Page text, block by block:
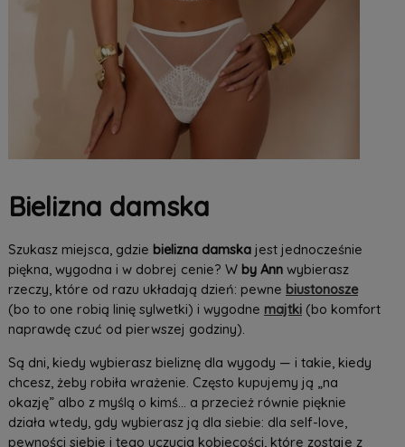
Bielizna damska
Szukasz miejsca, gdzie bielizna damskajest jednocześnie
piękna, wygodna i w dobrej cenie? W by Annwybierasz
rzeczy, które od razu układają dzień: pewne biustonosze
(bo to one robią linię sylwetki) i wygodne majtki(bo komfort
naprawdę czuć od pierwszej godziny).
Są dni, kiedy wybierasz bieliznę dla wygody — i takie, kiedy
chcesz, żeby robiła wrażenie. Często kupujemy ją „na
okazję” albo z myślą o kimś… a przecież równie pięknie
działa wtedy, gdy wybierasz ją dla siebie: dla self-love,
pewności siebie i tego uczucia kobiecości, które zostaje z